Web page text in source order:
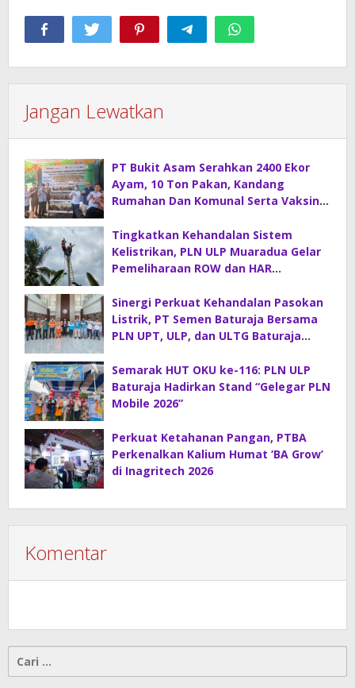
Jangan Lewatkan
PT Bukit Asam Serahkan 2400 Ekor
Ayam, 10 Ton Pakan, Kandang
Rumahan Dan Komunal Serta Vaksin
Tingkatkan Kehandalan Sistem
Kelistrikan, PLN ULP Muaradua Gelar
Pemeliharaan ROW dan HAR
Sinergi Perkuat Kehandalan Pasokan
Listrik, PT Semen Baturaja Bersama
PLN UPT, ULP, dan ULTG Baturaja
Semarak HUT OKU ke-116: PLN ULP
Baturaja Hadirkan Stand “Gelegar PLN
Mobile 2026”
Perkuat Ketahanan Pangan, PTBA
Perkenalkan Kalium Humat ‘BA Grow’
di Inagritech 2026
Komentar
untuk: